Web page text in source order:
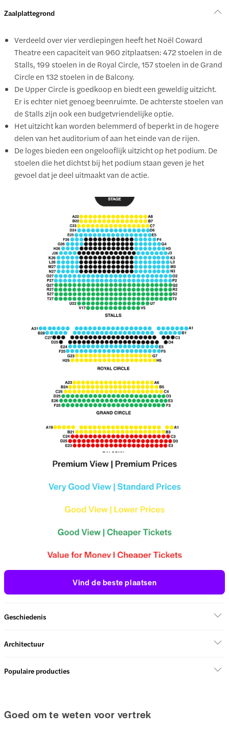
Zaalplattegrond
Verdeeld over vier verdiepingen heeft het Noël Coward
Theatre een capaciteit van 960 zitplaatsen: 472 stoelen in de
Stalls, 199 stoelen in de Royal Circle, 157 stoelen in de Grand
Circle en 132 stoelen in de Balcony.
De Upper Circle is goedkoop en biedt een geweldig uitzicht.
Er is echter niet genoeg beenruimte. De achterste stoelen van
de Stalls zijn ook een budgetvriendelijke optie.
Het uitzicht kan worden belemmerd of beperkt in de hogere
delen van het auditorium of aan het einde van de rijen.
De loges bieden een ongelooflijk uitzicht op het podium. De
stoelen die het dichtst bij het podium staan geven je het
gevoel dat je deel uitmaakt van de actie.
Vind de beste plaatsen
Geschiedenis
Architectuur
Populaire producties
Goed om te weten voor vertrek